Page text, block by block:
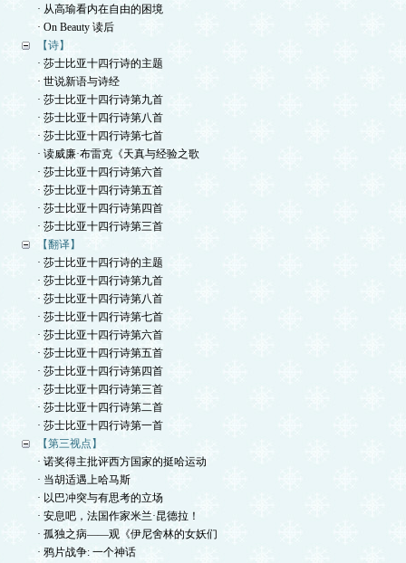
· 从高瑜看内在自由的困境
· On Beauty 读后
【诗】
· 莎士比亚十四行诗的主题
· 世说新语与诗经
· 莎士比亚十四行诗第九首
· 莎士比亚十四行诗第八首
· 莎士比亚十四行诗第七首
· 读威廉·布雷克《天真与经验之歌
· 莎士比亚十四行诗第六首
· 莎士比亚十四行诗第五首
· 莎士比亚十四行诗第四首
· 莎士比亚十四行诗第三首
【翻译】
· 莎士比亚十四行诗的主题
· 莎士比亚十四行诗第九首
· 莎士比亚十四行诗第八首
· 莎士比亚十四行诗第七首
· 莎士比亚十四行诗第六首
· 莎士比亚十四行诗第五首
· 莎士比亚十四行诗第四首
· 莎士比亚十四行诗第三首
· 莎士比亚十四行诗第二首
· 莎士比亚十四行诗第一首
【第三视点】
· 诺奖得主批评西方国家的挺哈运动
· 当胡适遇上哈马斯
· 以巴冲突与有思考的立场
· 安息吧，法国作家米兰·昆德拉！
· 孤独之病——观《伊尼舍林的女妖们
· 鸦片战争: 一个神话